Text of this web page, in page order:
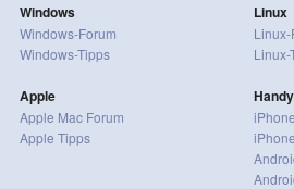
Windows
Windows-Forum
Windows-Tipps
Apple
Apple Mac Forum
Apple Tipps
Linux
Linux-
Linux-